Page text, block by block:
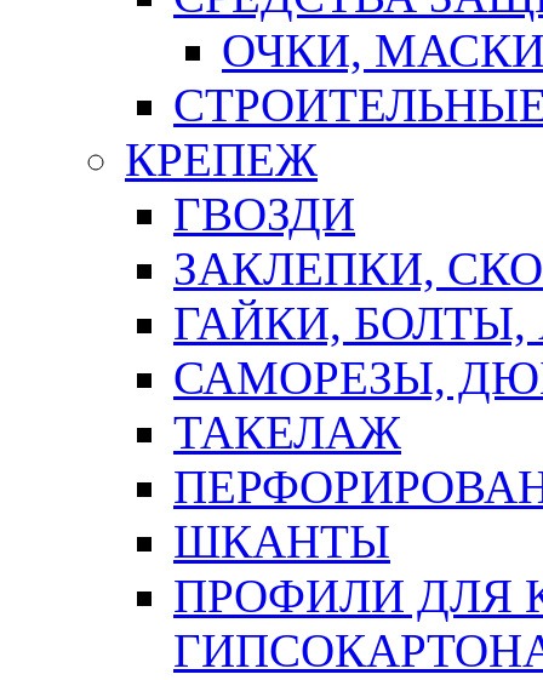
ОЧКИ,
КРЕПЕЖ
ГВОЗДИ
ЗАКЛЕПКИ,
ГАЙКИ,
САМОРЕЗЫ,
ТАКЕЛАЖ
ШКАНТЫ
ПРОФИЛИ ДЛЯ